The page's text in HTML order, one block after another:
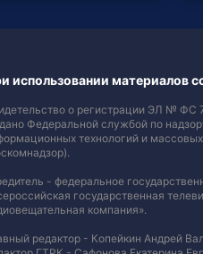
использовании материалов
о регистрации ЭЛ № ФС
Федеральной службой по
технологий и
- федеральное
государственная
компания».
редактор - Копейкин Андрей